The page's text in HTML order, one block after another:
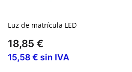
Luz de matrícula LED
18,85 €
15,58 € sin IVA